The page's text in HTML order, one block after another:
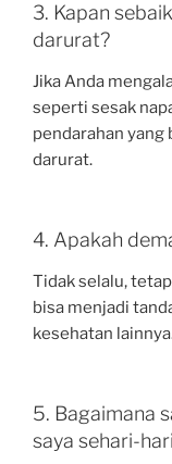
3. Kapan
darurat?
Jika Anda
seperti sesak
pendarahan yang
darurat.
4. Apakah
Tidak selalu,
bisa menjadi
kesehatan
5. Bagaimana
saya sehari-